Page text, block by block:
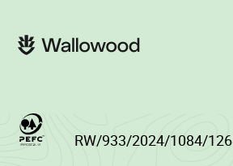
springen
springen
RW/933/2024/1084/